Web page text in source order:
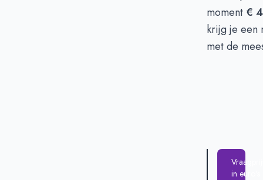
Verkoopprijs
moment €
krijg je een
met de
in euro's